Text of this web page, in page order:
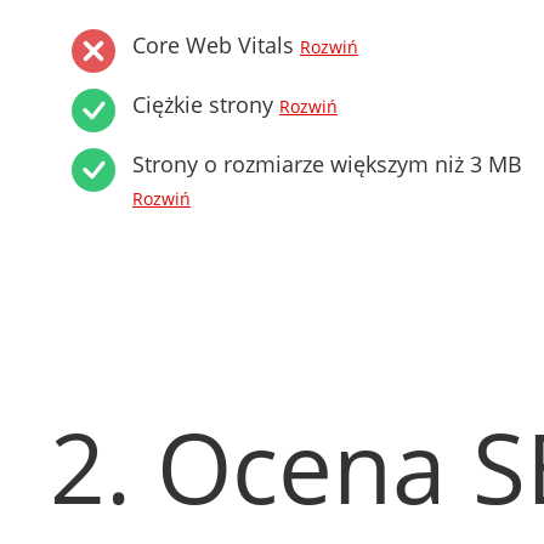
Core Web Vitals Rozwiń
Ciężkie strony Rozwiń
Strony o rozmiarze większym niż 3 MB
Rozwiń
2. Ocena